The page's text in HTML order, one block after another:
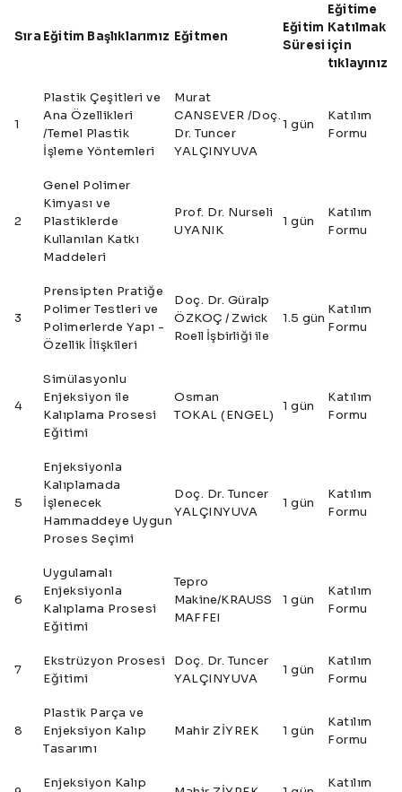
Sıra Eğitim Başlıklarımız Eğitmen
Eğitim
Süresi
Eğitime
Katılmak
için
tıklayınız
1
Plastik Çeşitleri ve
Ana Özellikleri
/Temel Plastik
İşleme Yöntemleri
Murat
CANSEVER /Doç.
Dr. Tuncer
YALÇINYUVA
1 gün
Katılım
Formu
2
Genel Polimer
Kimyası ve
Plastiklerde
Kullanılan Katkı
Maddeleri
Prof. Dr. Nurseli
UYANIK
1 gün
Katılım
Formu
3
Prensipten Pratiğe
Polimer Testleri ve
Polimerlerde Yapı -
Özellik İlişkileri
Doç. Dr. Güralp
ÖZKOÇ / Zwick
Roell İşbirliği ile
1.5 gün
Katılım
Formu
4
Simülasyonlu
Enjeksiyon ile
Kalıplama Prosesi
Eğitimi
Osman
TOKAL (ENGEL)
1 gün
Katılım
Formu
5
Enjeksiyonla
Kalıplamada
İşlenecek
Hammaddeye Uygun
Proses Seçimi
Doç. Dr. Tuncer
YALÇINYUVA
1 gün
Katılım
Formu
6
Uygulamalı
Enjeksiyonla
Kalıplama Prosesi
Eğitimi
Tepro
Makine/KRAUSS
MAFFEI
1 gün
Katılım
Formu
7
Ekstrüzyon Prosesi
Eğitimi
Doç. Dr. Tuncer
YALÇINYUVA
1 gün
Katılım
Formu
8
Plastik Parça ve
Enjeksiyon Kalıp
Tasarımı
Mahir ZİYREK 1 gün
Katılım
Formu
Enjeksiyon Kalıp Katılım